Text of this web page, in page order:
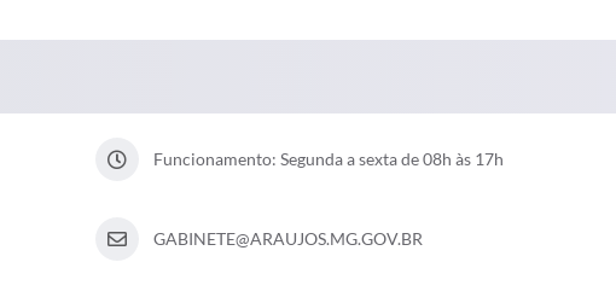
Funcionamento: Segunda a sexta de 08h às 17h
GABINETE@ARAUJOS.MG.GOV.BR